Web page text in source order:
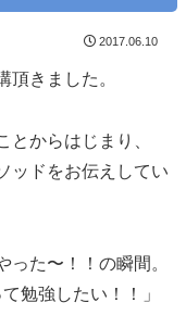
2017.06.10
頂きました。
からはじまり、
ッドをお伝えしてい
った〜！！の瞬間。
勉強したい！！」